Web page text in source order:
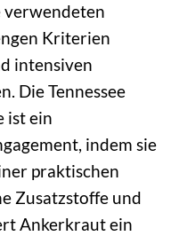
verwendeten
Kriterien
intensiven
Die Tennessee
ist ein
indem sie
praktischen
Zusatzstoffe und
Ankerkraut ein